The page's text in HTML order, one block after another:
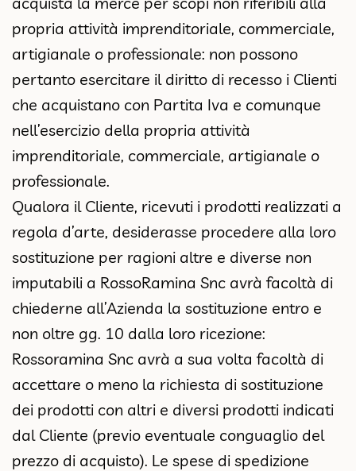
propria attività imprenditoriale, commerciale,
artigianale o professionale: non possono
pertanto esercitare il diritto di recesso i Clienti
che acquistano con Partita Iva e comunque
nell’esercizio della propria attività
imprenditoriale, commerciale, artigianale o
professionale.
Qualora il Cliente, ricevuti i prodotti realizzati a
regola d’arte, desiderasse procedere alla loro
sostituzione per ragioni altre e diverse non
imputabili a RossoRamina Snc avrà facoltà di
chiederne all’Azienda la sostituzione entro e
non oltre gg. 10 dalla loro ricezione:
Rossoramina Snc avrà a sua volta facoltà di
accettare o meno la richiesta di sostituzione
dei prodotti con altri e diversi prodotti indicati
dal Cliente (previo eventuale conguaglio del
prezzo di acquisto). Le spese di spedizione